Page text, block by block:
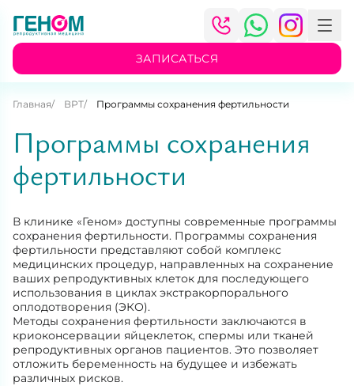
ЗАПИСАТЬСЯ
Главная ВРТ Программы сохранения фертильности
Программы сохранения
фертильности
В клинике «Геном» доступны современные программы
сохранения фертильности. Программы сохранения
фертильности представляют собой комплекс
медицинских процедур, направленных на сохранение
ваших репродуктивных клеток для последующего
использования в циклах экстракорпорального
оплодотворения (ЭКО).
Методы сохранения фертильности заключаются в
криоконсервации яйцеклеток, спермы или тканей
репродуктивных органов пациентов. Это позволяет
отложить беременность на будущее и избежать
различных рисков.